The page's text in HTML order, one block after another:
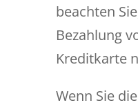
beachten
Bezahlung
Kreditkarte
Wenn Sie